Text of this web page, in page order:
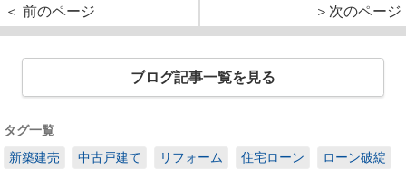
＜ 前のページ
＞次のページ
ブログ記事一覧を見る
タグ一覧
新築建売
中古戸建て リフォーム 住宅ローン ローン破綻